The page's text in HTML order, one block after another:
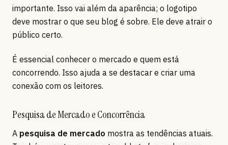
importante. Isso vai além da aparência; o logotipo
deve mostrar o que seu blog é sobre. Ele deve atrair o
público certo.
É essencial conhecer o mercado e quem está
concorrendo. Isso ajuda a se destacar e criar uma
conexão com os leitores.
Pesquisa de Mercado e Concorrência
A pesquisa de mercado mostra as tendências atuais.